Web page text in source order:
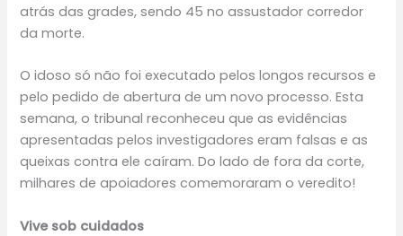
atrás das grades, sendo 45 no assustador corredor
da morte.
O idoso só não foi executado pelos longos recursos e
pelo pedido de abertura de um novo processo. Esta
semana, o tribunal reconheceu que as evidências
apresentadas pelos investigadores eram falsas e as
queixas contra ele caíram. Do lado de fora da corte,
milhares de apoiadores comemoraram o veredito!
Vive sob cuidados